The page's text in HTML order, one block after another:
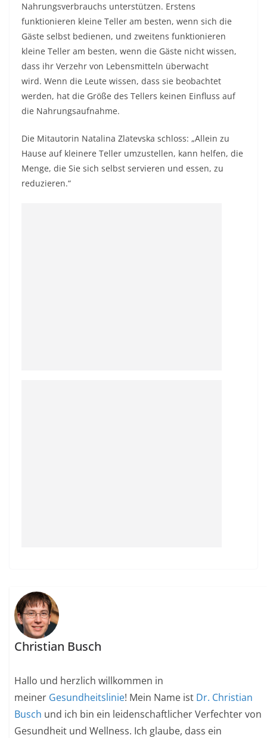
Nahrungsverbrauchs unterstützen. Erstens
funktionieren kleine Teller am besten, wenn sich die
Gäste selbst bedienen, und zweitens funktionieren
kleine Teller am besten, wenn die Gäste nicht wissen,
dass ihr Verzehr von Lebensmitteln überwacht
wird. Wenn die Leute wissen, dass sie beobachtet
werden, hat die Größe des Tellers keinen Einfluss auf
die Nahrungsaufnahme.
Die Mitautorin Natalina Zlatevska schloss: „Allein zu
Hause auf kleinere Teller umzustellen, kann helfen, die
Menge, die Sie sich selbst servieren und essen, zu
reduzieren.“
Christian Busch
Hallo und herzlich willkommen in
meiner Gesundheitslinie! Mein Name ist Dr. Christian
Busch und ich bin ein leidenschaftlicher Verfechter von
Gesundheit und Wellness. Ich glaube, dass ein